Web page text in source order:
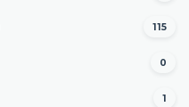
115
0
1